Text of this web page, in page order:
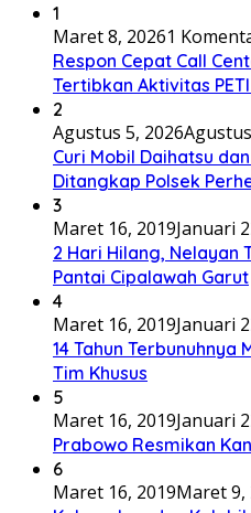
1
Maret 8, 20261
Respon Cepat Call
Tertibkan Aktivitas
2
Agustus 5, 2026
Curi Mobil Daihatsu
Ditangkap Polsek
3
Maret 16, 2019Januari
2 Hari Hilang, Nelayan
Pantai Cipalawah Garut
4
Maret 16, 2019Januari
14 Tahun Terbunuhnya
Tim Khusus
5
Maret 16, 2019Januari
Prabowo Resmikan
6
Maret 16, 2019Maret 9,